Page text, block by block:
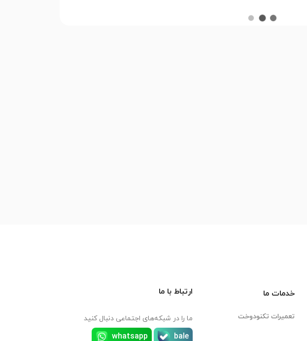
خدمات ما
تعمیرات تکنودوخت
ارتباط با ما
ما را در شبکه‌های اجتماعی دنبال کنید
bale
whatsapp